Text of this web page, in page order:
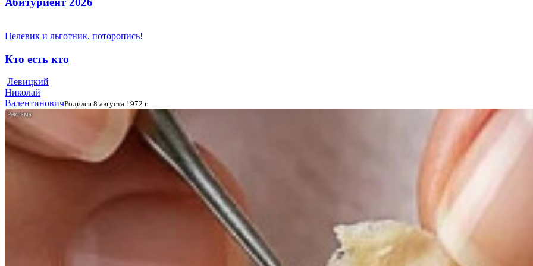
Целевик и льготник, поторопись!
Кто есть кто
Левицкий
Николай
ВалентиновичРодился 8 августа 1972 г.